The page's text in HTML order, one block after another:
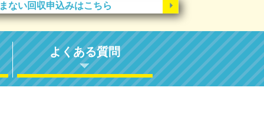
ない回収申込みはこちら
よくある質問